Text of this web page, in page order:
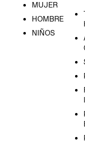
MUJER
HOMBRE
NIÑOS